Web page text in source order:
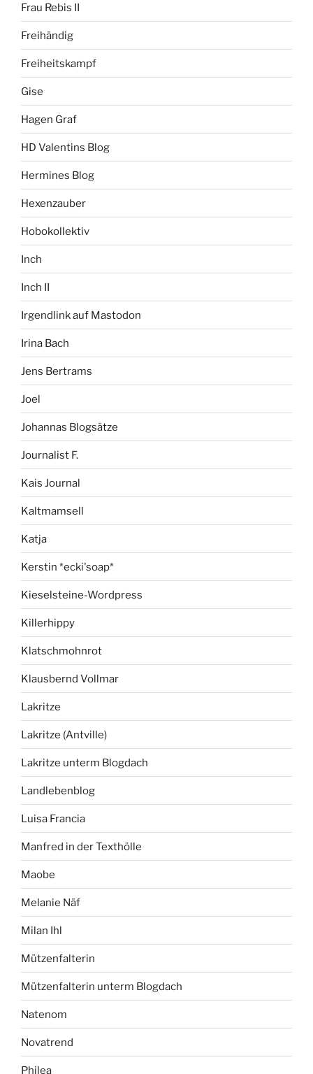
Frau Rebis II
Freihändig
Freiheitskampf
Gise
Hagen Graf
HD Valentins Blog
Hermines Blog
Hexenzauber
Hobokollektiv
Inch
Inch II
Irgendlink auf Mastodon
Irina Bach
Jens Bertrams
Joel
Johannas Blogsätze
Journalist F.
Kais Journal
Kaltmamsell
Katja
Kerstin *ecki'soap*
Kieselsteine-Wordpress
Killerhippy
Klatschmohnrot
Klausbernd Vollmar
Lakritze
Lakritze (Antville)
Lakritze unterm Blogdach
Landlebenblog
Luisa Francia
Manfred in der Texthölle
Maobe
Melanie Näf
Milan Ihl
Mützenfalterin
Mützenfalterin unterm Blogdach
Natenom
Novatrend
Philea